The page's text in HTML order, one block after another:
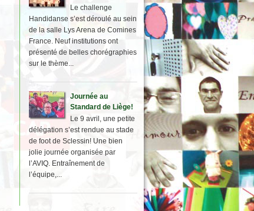
Le challenge
Handidanse s’est déroulé au sein
de la salle Lys Arena de Comines
France. Neuf institutions ont
présenté de belles chorégraphies
sur le thème...
Journée au
Standard de Liège!
Le 9 avril, une petite
délégation s’est rendue au stade
de foot de Sclessin! Une bien
jolie journée organisée par
l’AVIQ. Entraînement de
l’équipe,...